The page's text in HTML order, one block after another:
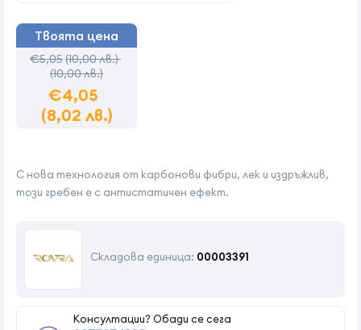
С нова технология от карбонови фибри, лек и издръжлив,
този гребен е с антистатичен ефект.
Складова единица: 00003391
Консултации? Обади се сега
Твоята цена
€5,05(10,00 лв.)
(10,00 лв.)
€4,05
(8,02 лв.)